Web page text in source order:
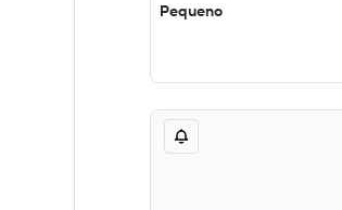
Pequeno